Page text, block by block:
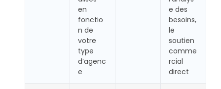
en
fonctio
n de
votre
type
d’agenc
e
e des
besoins,
le
soutien
comme
rcial
direct